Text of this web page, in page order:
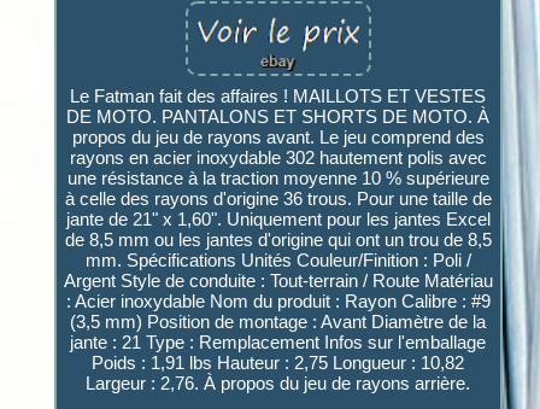
Le Fatman fait des affaires ! MAILLOTS ET VESTES
DE MOTO. PANTALONS ET SHORTS DE MOTO. À
propos du jeu de rayons avant. Le jeu comprend des
rayons en acier inoxydable 302 hautement polis avec
une résistance à la traction moyenne 10 % supérieure
à celle des rayons d'origine 36 trous. Pour une taille de
jante de 21" x 1,60". Uniquement pour les jantes Excel
de 8,5 mm ou les jantes d'origine qui ont un trou de 8,5
mm. Spécifications Unités Couleur/Finition : Poli /
Argent Style de conduite : Tout-terrain / Route Matériau
: Acier inoxydable Nom du produit : Rayon Calibre : #9
(3,5 mm) Position de montage : Avant Diamètre de la
jante : 21 Type : Remplacement Infos sur l'emballage
Poids : 1,91 lbs Hauteur : 2,75 Longueur : 10,82
Largeur : 2,76. À propos du jeu de rayons arrière.